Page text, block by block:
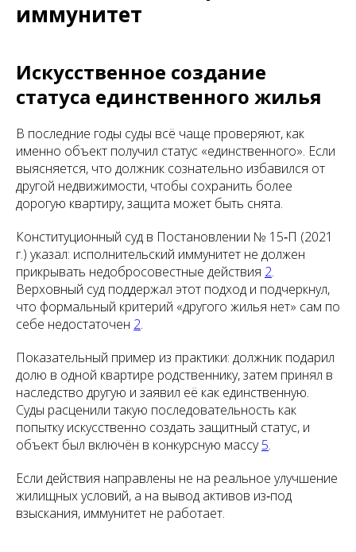
иммунитет
Искусственное создание
статуса единственного жилья
В последние годы суды всё чаще проверяют, как
именно объект получил статус «единственного». Если
выясняется, что должник сознательно избавился от
другой недвижимости, чтобы сохранить более
дорогую квартиру, защита может быть снята.
Конституционный суд в Постановлении № 15‑П (2021
г.) указал: исполнительский иммунитет не должен
прикрывать недобросовестные действия 2.
Верховный суд поддержал этот подход и подчеркнул,
что формальный критерий «другого жилья нет» сам по
себе недостаточен 2.
Показательный пример из практики: должник подарил
долю в одной квартире родственнику, затем принял в
наследство другую и заявил её как единственную.
Суды расценили такую последовательность как
попытку искусственно создать защитный статус, и
объект был включён в конкурсную массу5.
Если действия направлены не на реальное улучшение
жилищных условий, а на вывод активов из‑под
взыскания, иммунитет не работает.